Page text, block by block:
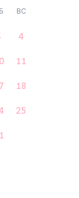
ВС
4
11
18
25